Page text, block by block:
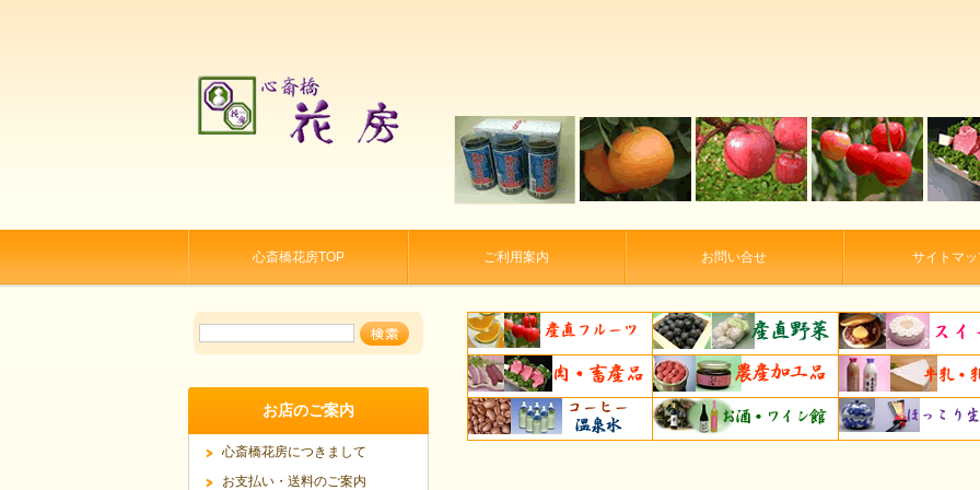
心斎橋花房TOP ご利用案内 お問い合せ サイトマッ
お店のご案内
心斎橋花房につきまして
お支払い・送料のご案内